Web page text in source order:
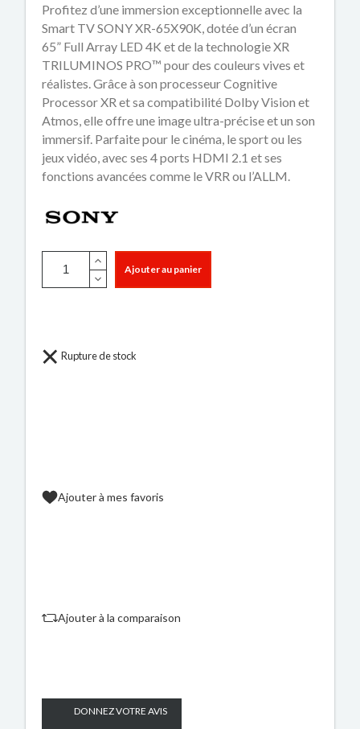
Profitez d’une immersion exceptionnelle avec la
Smart TV SONY XR-65X90K, dotée d’un écran
65” Full Array LED 4K et de la technologie XR
TRILUMINOS PRO™ pour des couleurs vives et
réalistes. Grâce à son processeur Cognitive
Processor XR et sa compatibilité Dolby Vision et
Atmos, elle offre une image ultra-précise et un son
immersif. Parfaite pour le cinéma, le sport ou les
jeux vidéo, avec ses 4 ports HDMI 2.1 et ses
fonctions avancées comme le VRR ou l’ALLM.
Ajouter au panier
Rupture de stock
Ajouter à mes favoris
Ajouter à la comparaison
DONNEZ VOTRE AVIS